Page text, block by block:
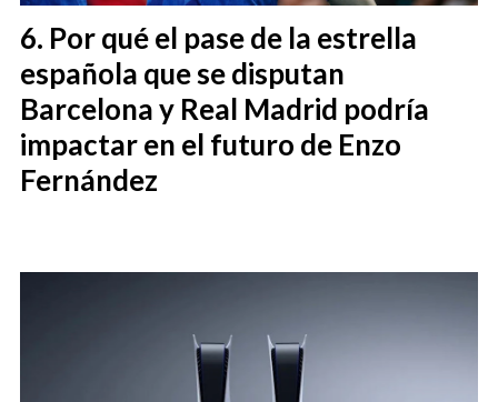
Por qué el pase de la estrella
española que se disputan
Barcelona y Real Madrid podría
impactar en el futuro de Enzo
Fernández